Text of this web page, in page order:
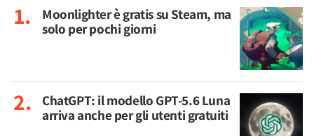
Moonlighter è gratis su Steam, ma
solo per pochi giorni
ChatGPT: il modello GPT-5.6 Luna
arriva anche per gli utenti gratuiti